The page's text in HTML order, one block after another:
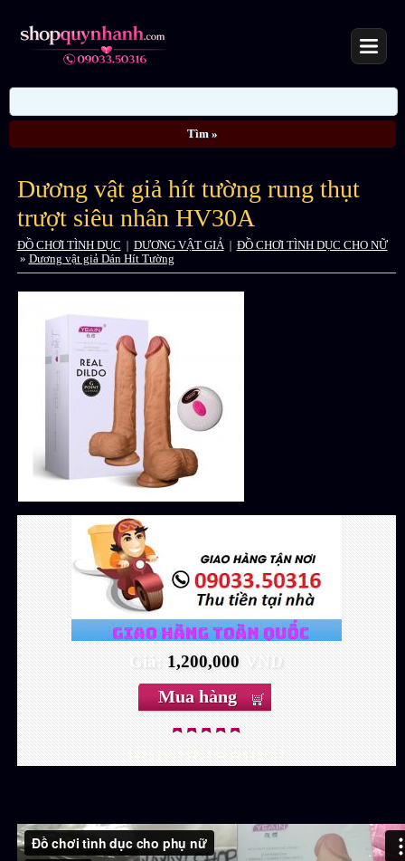
Dương vật giả hít tường rung thụt
trượt siêu nhân HV30A
ĐỒ CHƠI TÌNH DỤC DƯƠNG VẬT GIẢ
ĐỒ CHƠI TÌNH DỤC CHO NỮ
» Dương vật giả Dán Hít Tường
Giá: 1,200,000 VND
Đáng giá: 5.00 , Xem đánh giá: 3